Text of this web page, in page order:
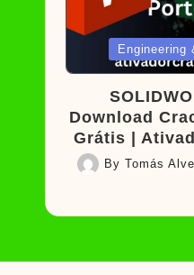
Posted
in
Engineering
Download
Grátis |
Posted
ByTomás